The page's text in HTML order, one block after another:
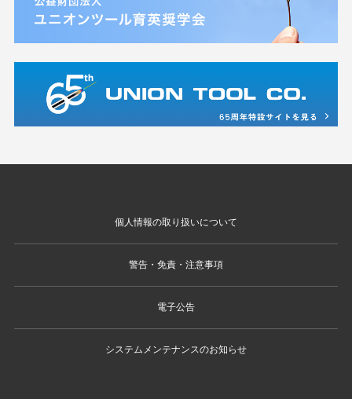
個人情報の取り扱いについて
警告・免責・注意事項
電子公告
システムメンテナンスのお知らせ